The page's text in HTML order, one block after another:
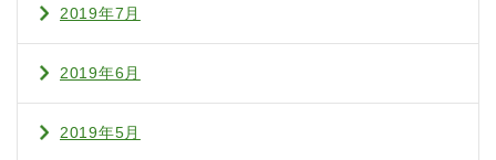
2019年7月
2019年6月
2019年5月